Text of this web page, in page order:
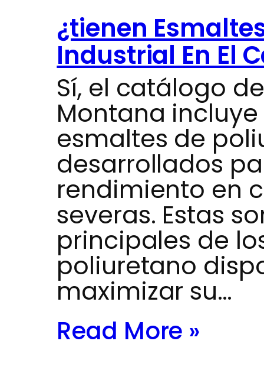
¿tienen
Industrial En El
Sí, el catálogo
Montana
esmaltes de
desarrollados
rendimiento en
severas. Estas
principales de
poliuretano
maximizar su…
Read More »